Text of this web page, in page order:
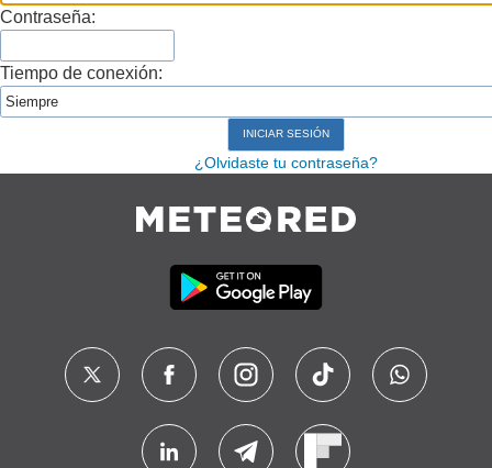
Contraseña:
Tiempo de conexión:
¿Olvidaste tu contraseña?